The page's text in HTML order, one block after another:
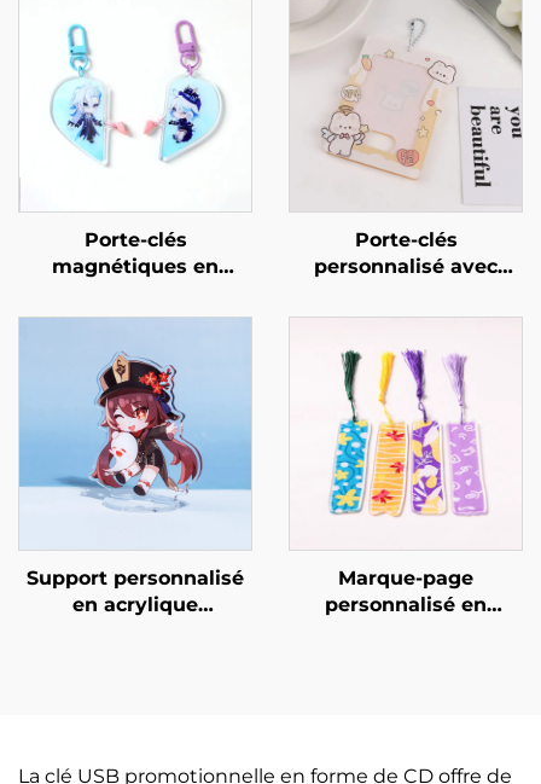
Porte-clés
magnétiques en
personnalisables
Porte-clés
personnalisé avec
pour photo de carte
Support personnalisé
en acrylique
Marque-page
personnalisé en
La clé USB promotionnelle en forme de CD offre de